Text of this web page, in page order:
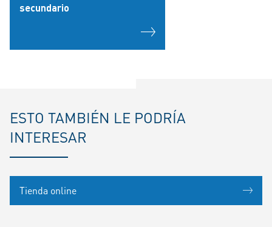
secundario
ESTO TAMBIÉN LE PODRÍA
INTERESAR
Tienda online